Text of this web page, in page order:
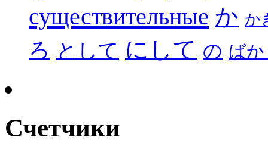
существительные か か
ろ として にして の ば
Счетчики